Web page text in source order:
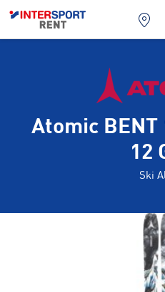
Atomic BENT
12
Ski